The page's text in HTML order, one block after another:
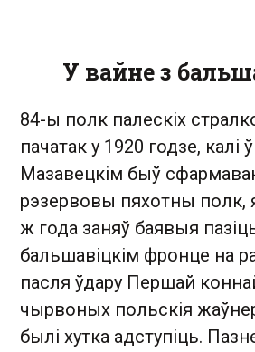
У вайне з
84-ы полк палескіх
пачатак у 1920 годзе, калі
Мазавецкім быў
рэзервовы пяхотны полк,
ж года заняў баявыя
бальшавіцкім фронце на
пасля ўдару Першай
чырвоных польскія
былі хутка адступіць.